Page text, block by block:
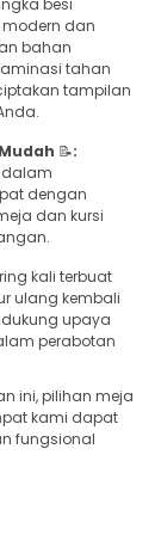
dan
bahan
tahan
tampilan
📝:
dalam
dengan
dan kursi
kali terbuat
ulang kembali
upaya
perabotan
ini, pilihan meja
kami dapat
fungsional